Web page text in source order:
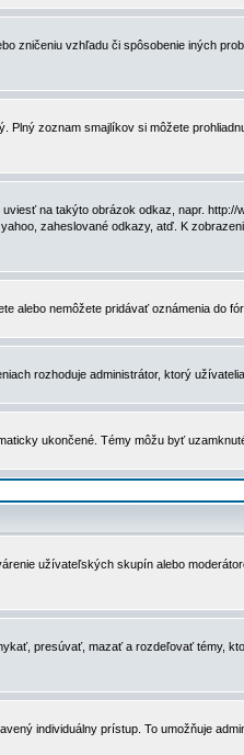
zničeniu vzhľadu či spôsobenie iných
zoznam smajlíkov si môžete
na takýto obrázok odkaz, napr. http://
zaheslované odkazy, atď. K
nemôžete pridávať oznámenia do
rozhoduje administrátor, ktorý
ukončené. Témy môžu byť
užívateľských skupín alebo
presúvať, mazať a rozdeľovať témy,
individuálny prístup. To umožňuje